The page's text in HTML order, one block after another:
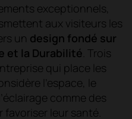
exceptionnels,
aux visiteurs les
un design fondé sur
et la Durabilité. Trois
qui place les
l’espace, le
comme des
leur santé.